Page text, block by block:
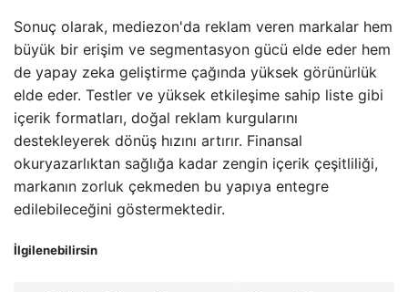
Sonuç olarak, mediezon'da reklam veren markalar hem
büyük bir erişim ve segmentasyon gücü elde eder hem
de yapay zeka geliştirme çağında yüksek görünürlük
elde eder. Testler ve yüksek etkileşime sahip liste gibi
içerik formatları, doğal reklam kurgularını
destekleyerek dönüş hızını artırır. Finansal
okuryazarlıktan sağlığa kadar zengin içerik çeşitliliği,
markanın zorluk çekmeden bu yapıya entegre
edilebileceğini göstermektedir.
İlgilenebilirsin